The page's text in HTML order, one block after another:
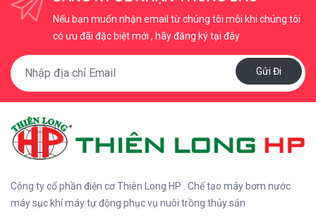
Nếu bạn muốn nhận email từ chúng tôi mỗi khi chúng tôi
có ưu đãi đặc biệt mới , hãy đăng ký tại đây
Gửi Đi
Công ty cổ phần điện cơ Thiên Long HP . Chế tạo máy bơm nước
máy sục khí máy tự động phục vụ nuôi trồng thủy sản